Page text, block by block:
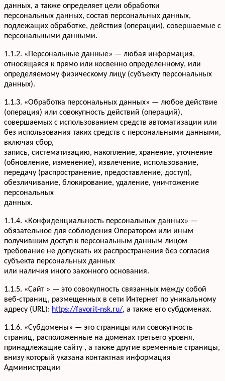
данных, а также определяет цели обработки
персональных данных, состав персональных данных,
подлежащих обработке, действия (операции), совершаемые с
персональными данными.
1.1.2. «Персональные данные» — любая информация,
относящаяся к прямо или косвенно определенному, или
определяемому физическому лицу (субъекту персональных
данных).
1.1.3. «Обработка персональных данных» — любое действие
(операция) или совокупность действий (операций),
совершаемых с использованием средств автоматизации или
без использования таких средств с персональными данными,
включая сбор,
запись, систематизацию, накопление, хранение, уточнение
(обновление, изменение), извлечение, использование,
передачу (распространение, предоставление, доступ),
обезличивание, блокирование, удаление, уничтожение
персональных
данных.
1.1.4. «Конфиденциальность персональных данных» —
обязательное для соблюдения Оператором или иным
получившим доступ к персональным данным лицом
требование не допускать их распространения без согласия
субъекта персональных данных
или наличия иного законного основания.
1.1.5. «Сайт » — это совокупность связанных между собой
веб-страниц, размещенных в сети Интернет по уникальному
адресу (URL): https://favorit-nsk.ru/, а также его субдоменах.
1.1.6. «Субдомены» — это страницы или совокупность
страниц, расположенные на доменах третьего уровня,
принадлежащие сайту , а также другие временные страницы,
внизу который указана контактная информация
Администрации